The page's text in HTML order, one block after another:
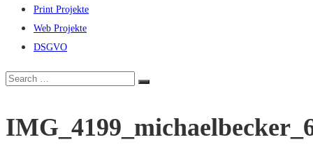
Becker
Eine
weitere
WordPress-
Print Projekte
Web Projekte
DSGVO
Search
Search